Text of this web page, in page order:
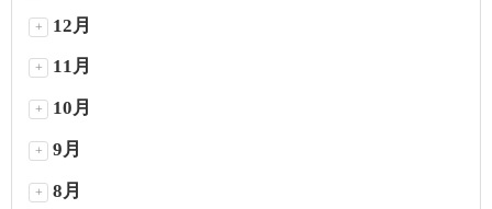
+ 12月
+ 11月
+ 10月
+ 9月
+ 8月